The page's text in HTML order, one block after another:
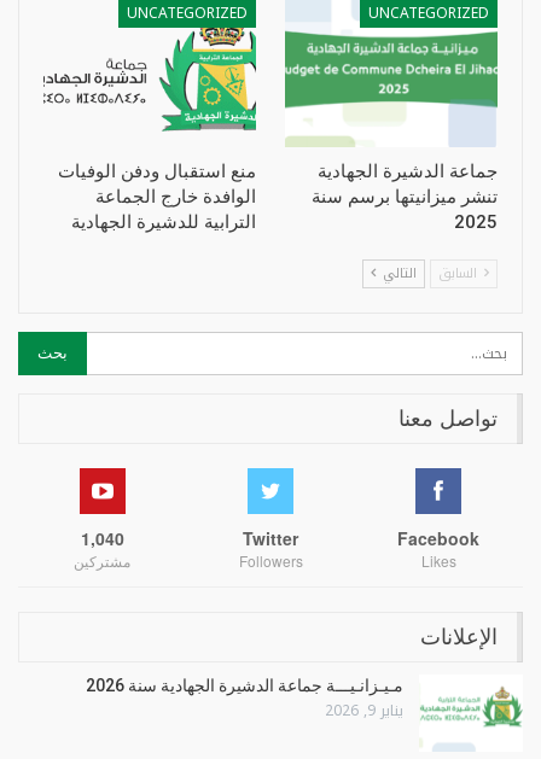
UNCATEGORIZED
جماعة الدشيرة الجهادية
تنشر ميزانيتها برسم سنة
2025
UNCATEGORIZED
منع استقبال ودفن الوفيات
الوافدة خارج الجماعة
الترابية للدشيرة الجهادية
السابق التالي
تواصل معنا
Facebook
Likes
Twitter
Followers
1,040
مشتركين
الإعلانات
مـيـزانـيـــة جماعة الدشيرة الجهادية سنة 2026
يناير 9, 2026